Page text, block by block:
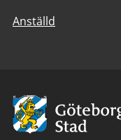
Anställd
Avsändare:
Göteborgs
Stad